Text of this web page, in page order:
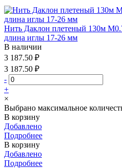
Нить Даклон плетеный 130м
длина иглы 17-26 мм
В наличии
3 187.50 ₽
3 187.50 ₽
-
+
×
Выбрано максимальное
В корзину
Добавлено
Подробнее
В корзину
Добавлено
Подробнее